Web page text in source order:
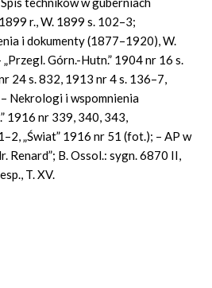
r., W. 1899 s. 102–3;
i dokumenty (1877–1920), W.
Górn.-Hutn.” 1904 nr 16 s.
24 s. 832, 1913 nr 4 s. 136–7,
Nekrologi i wspomnienia
1916 nr 339, 340, 343,
„Świat” 1916 nr 51 (fot.); – AP w
Renard”; B. Ossol.: sygn. 6870 II,
T. XV.